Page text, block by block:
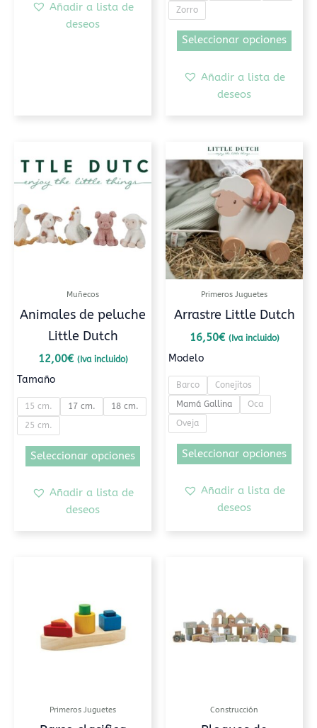
Añadir a lista de
deseos
Zorro
Seleccionar opciones
Añadir a lista de
deseos
Muñecos
Animales de peluche
Little Dutch
12,00€ (Iva incluido)
Tamaño
15 cm. 17 cm.
18 cm.
25 cm.
Seleccionar opciones
producto
tiene
múltiples
variantes.
Las
opciones
en
página
producto
Añadir a lista de
deseos
Primeros Juguetes
Arrastre Little Dutch
16,50€ (Iva incluido)
Modelo
Barco
Conejitos
Mamá Gallina
Oca
Oveja
Seleccionar opciones
tiene
Las
se
en
Añadir a lista de
deseos
Primeros Juguetes Construcción